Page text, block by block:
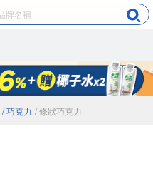
/ 巧克力 / 條狀巧克力